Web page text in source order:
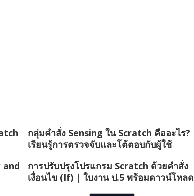
กลุ่มคำสั่ง Sensing ใน Scratch คืออะไร?
เรียนรู้การตรวจจับและโต้ตอบกับผู้ใช้
and
การปรับปรุงโปรแกรม Scratch ด้วยคำสั่ง
เงื่อนไข (If) | ใบงาน ป.5 พร้อมดาวน์โหลด